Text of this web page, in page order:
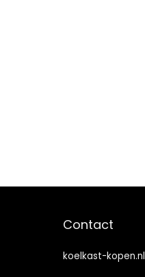
Contact
koelkast-kopen.nl